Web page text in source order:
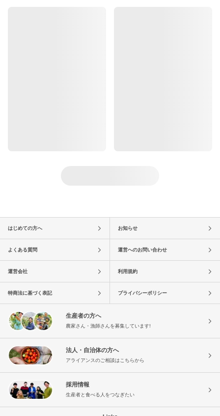
はじめての方へ お知らせ
よくある質問 運営へのお問い合わせ
運営会社 利用規約
特商法に基づく表記 プライバシーポリシー
生産者の方へ
農家さん・漁師さんを募集しています!
法人・自治体の方へ
アライアンスのご相談はこちらから
採用情報
生産者と食べる人をつなぎたい